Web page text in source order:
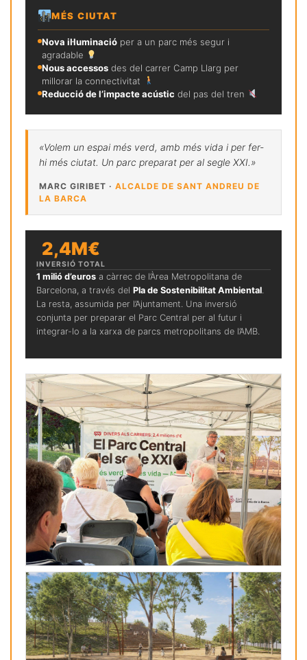
MÉS CIUTAT
Nova il·luminació per a un parc més segur i
agradable
Nous accessos des del carrer Camp Llarg per
millorar la connectivitat
Reducció de l’impacte acústic del pas del tren
«Volem un espai més verd, amb més vida i per fer-
hi més ciutat. Un parc preparat per al segle XXI.»
MARC GIRIBET · ALCALDE DE SANT ANDREU DE
LA BARCA
2,4M€
INVERSIÓ TOTAL
1 milió d’euros a càrrec de l’Àrea Metropolitana de
Barcelona, a través del Pla de Sostenibilitat Ambiental
La resta, assumida per l’Ajuntament. Una inversió
conjunta per preparar el Parc Central per al futur i
integrar-lo a la xarxa de parcs metropolitans de l’AMB.